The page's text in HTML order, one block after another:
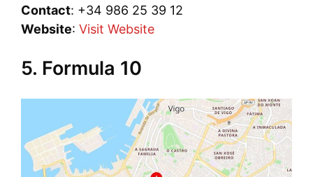
Contact: +34 986 25 39 12
Website: Visit Website
5. Formula 10